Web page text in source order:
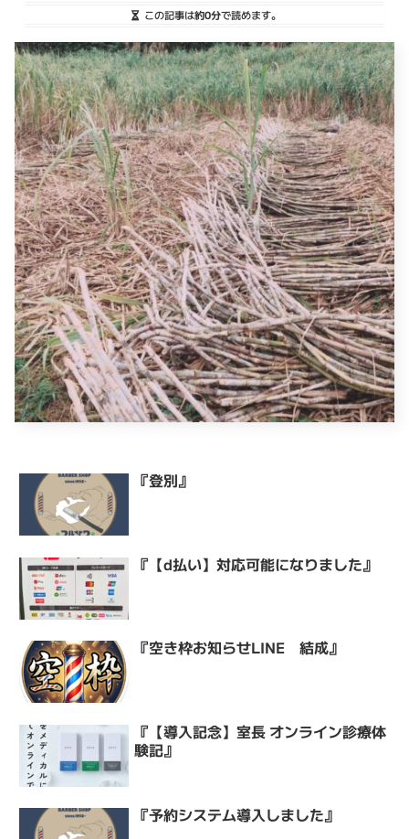
この記事は約0分で読めます。
『登別』
『【d払い】対応可能になりました』
『空き枠お知らせLINE 結成』
『【導入記念】室長 オンライン診療体
験記』
『予約システム導入しました』